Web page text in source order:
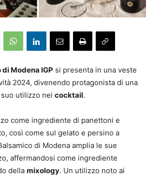
Modena IGP si presenta in una veste
2024, divenendo protagonista di una
utilizzo nei cocktail.
come ingrediente di panettoni e
così come sul gelato e persino a
di Modena amplia le sue
affermandosi come ingrediente
della mixology. Un utilizzo noto ai